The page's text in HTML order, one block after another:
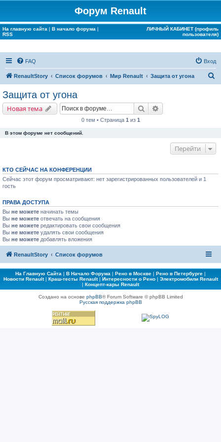
Форум Renault
На главную сайта | В начало форума |
RSS
ЛИЧНЫЙ КАБИНЕТ (профиль
пользователя)
FAQ Вход
RenaultStory Список форумов Мир Renault Защита от угона
Защита от угона
Новая тема Поиск
0 тем • Страница 1 из 1
В этом форуме нет сообщений.
Перейти
КТО СЕЙЧАС НА КОНФЕРЕНЦИИ
Сейчас этот форум просматривают: нет зарегистрированных пользователей и 1
гость
ПРАВА ДОСТУПА
Вы не можете начинать темы
Вы не можете отвечать на сообщения
Вы не можете редактировать свои сообщения
Вы не можете удалять свои сообщения
Вы не можете добавлять вложения
RenaultStory Список форумов
На Главную Сайта | В Начало Форума | Рено в Москве | Рено в Петербурге |
Новости Renault| Краш-тесты Renault| Интересности о Рено| Электромобили Renault
| Концепт-кары Renault
Создано на основе phpBB® Forum Software © phpBB Limited
Русская поддержка phpBB